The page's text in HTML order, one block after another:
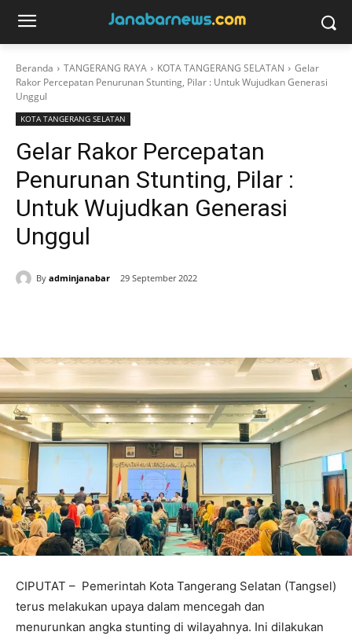
Beranda TANGERANG RAYA KOTA TANGERANG SELATAN
Gelar
Rakor Percepatan Penurunan Stunting, Pilar : Untuk Wujudkan Generasi
Unggul
KOTA TANGERANG SELATAN
Gelar Rakor Percepatan
Penurunan Stunting, Pilar :
Untuk Wujudkan Generasi
Unggul
By adminjanabar 29 September 2022
CIPUTAT – Pemerintah Kota Tangerang Selatan (Tangsel)
terus melakukan upaya dalam mencegah dan
menurunkan angka stunting di wilayahnya. Ini dilakukan